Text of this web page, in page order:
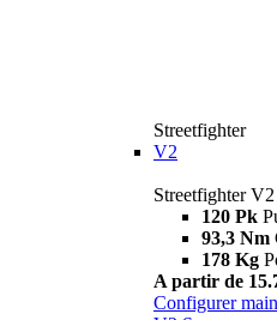
Streetfighter
V2
Streetfighter V2
120 Pk
93,3 Nm
178 Kg
A partir de
Configurer